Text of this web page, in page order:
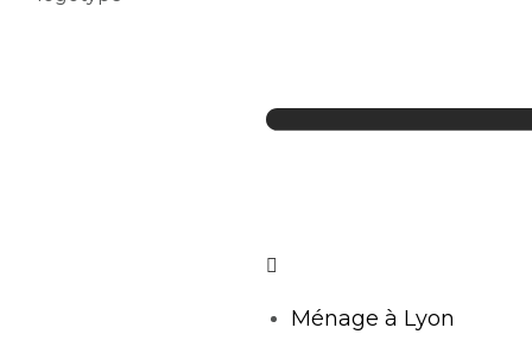
Ménage à Lyon